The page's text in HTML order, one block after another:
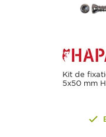
Kit de
5x50 mm